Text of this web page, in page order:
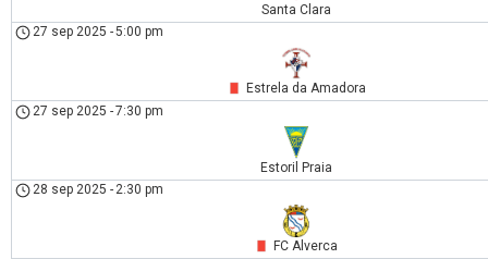
Santa Clara
27 sep 2025 -5:00 pm
Estrela da Amadora
27 sep 2025 -7:30 pm
Estoril Praia
28 sep 2025 - 2:30 pm
FC Alverca